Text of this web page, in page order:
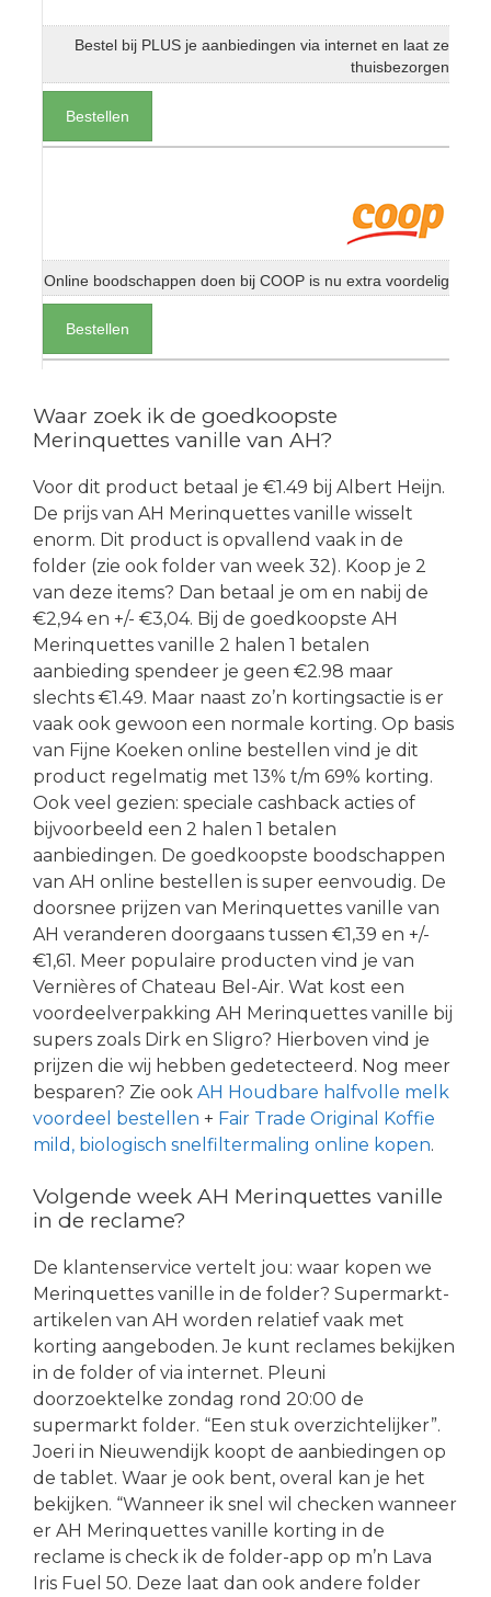
Bestel bij PLUS je aanbiedingen via internet en laat ze
thuisbezorgen
Bestellen
Online boodschappen doen bij COOP is nu extra voordelig
Bestellen
Waar zoek ik de goedkoopste
Merinquettes vanille van AH?
Voor dit product betaal je €1.49 bij Albert Heijn.
De prijs van AH Merinquettes vanille wisselt
enorm. Dit product is opvallend vaak in de
folder (zie ook folder van week 32). Koop je 2
van deze items? Dan betaal je om en nabij de
€2,94 en +/- €3,04. Bij de goedkoopste AH
Merinquettes vanille 2 halen 1 betalen
aanbieding spendeer je geen €2.98 maar
slechts €1.49. Maar naast zo’n kortingsactie is er
vaak ook gewoon een normale korting. Op basis
van Fijne Koeken online bestellen vind je dit
product regelmatig met 13% t/m 69% korting.
Ook veel gezien: speciale cashback acties of
bijvoorbeeld een 2 halen 1 betalen
aanbiedingen. De goedkoopste boodschappen
van AH online bestellen is super eenvoudig. De
doorsnee prijzen van Merinquettes vanille van
AH veranderen doorgaans tussen €1,39 en +/-
€1,61. Meer populaire producten vind je van
Vernières of Chateau Bel-Air. Wat kost een
voordeelverpakking AH Merinquettes vanille bij
supers zoals Dirk en Sligro? Hierboven vind je
prijzen die wij hebben gedetecteerd. Nog meer
besparen? Zie ook AH Houdbare halfvolle melk
voordeel bestellen + Fair Trade Original Koffie
mild, biologisch snelfiltermaling online kopen.
Volgende week AH Merinquettes vanille
in de reclame?
De klantenservice vertelt jou: waar kopen we
Merinquettes vanille in de folder? Supermarkt-
artikelen van AH worden relatief vaak met
korting aangeboden. Je kunt reclames bekijken
in de folder of via internet. Pleuni
doorzoektelke zondag rond 20:00 de
supermarkt folder. “Een stuk overzichtelijker”.
Joeri in Nieuwendijk koopt de aanbiedingen op
de tablet. Waar je ook bent, overal kan je het
bekijken. “Wanneer ik snel wil checken wanneer
er AH Merinquettes vanille korting in de
reclame is check ik de folder-app op m’n Lava
Iris Fuel 50. Deze laat dan ook andere folder